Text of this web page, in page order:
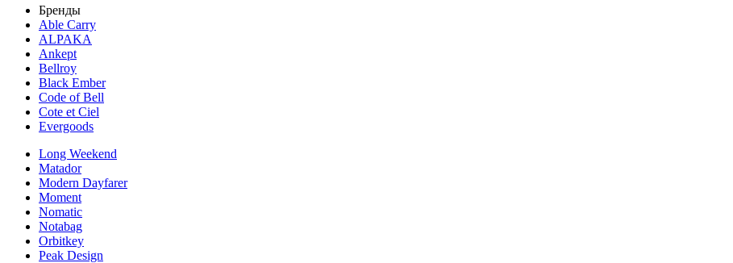
Бренды
Able Carry
ALPAKA
Ankept
Bellroy
Black Ember
Code of Bell
Cote et Ciel
Evergoods
Long Weekend
Matador
Modern Dayfarer
Moment
Nomatic
Notabag
Orbitkey
Peak Design